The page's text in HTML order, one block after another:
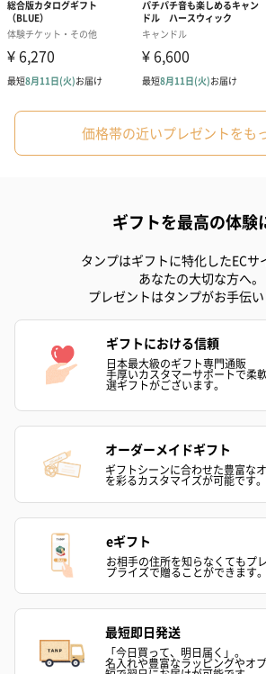
アールグレイ（HAPPY
アールグレイテ
スイーツを同梱してお届けいたします。ギ
（レモン＆紅茶）（432
スキンケアグッズ
スキンケアグッズを同梱してお届けします。
価格帯の近いプレゼントをも
ギフトを最高の体験
タンプはギフトに特化したECサ
あなたの大切な方へ。
プレゼントはタンプがお手伝い
ギフトにおける信頼
日本最大級のギフト専門通販
手厚いカスタマーサポートで柔
選ギフトがございます。
オーダーメイドギフト
ギフトシーンに合わせた豊富な
を彩るカスタマイズが可能です。
eギフト
お相手の住所を知らなくてもプ
プライズで贈ることができます。
最短即日発送
「今日買って、明日届く」。
名入れや豊富なラッピングやオ